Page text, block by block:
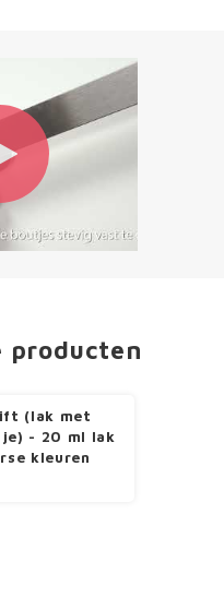
producten
(lak met
- 20 ml lak
kleuren